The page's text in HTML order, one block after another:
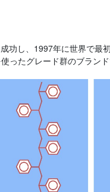
功し、1997年に世界で最
たグレード群のブランド